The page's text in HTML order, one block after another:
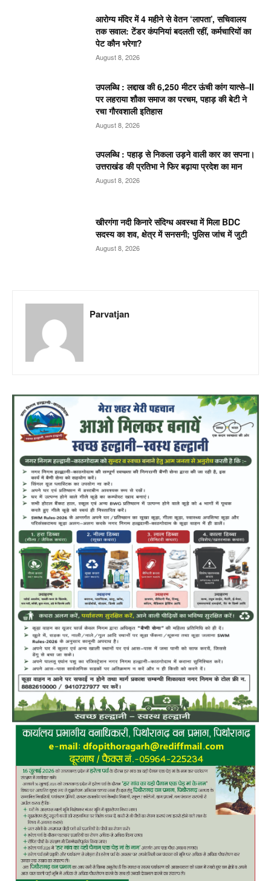
आरोग्य मंदिर में 4 महीने से वेतन ‘लापता’, सचिवालय
तक सवाल: टेंडर कंपनियां बदलती रहीं, कर्मचारियों का
पेट कौन भरेगा?
August 8, 2026
उपलब्धि : लद्दाख की 6,250 मीटर ऊंची कांग यात्से–II
पर लहराया शौका समाज का परचम, पहाड़ की बेटी ने
रचा गौरवशाली इतिहास
August 8, 2026
उपलब्धि : पहाड़ से निकला उड़ने वाली कार का सपना।
उत्तराखंड की प्रतिभा ने फिर बढ़ाया प्रदेश का मान
August 8, 2026
खीरगंगा नदी किनारे संदिग्ध अवस्था में मिला BDC
सदस्य का शव, क्षेत्र में सनसनी; पुलिस जांच में जुटी
August 8, 2026
Parvatjan